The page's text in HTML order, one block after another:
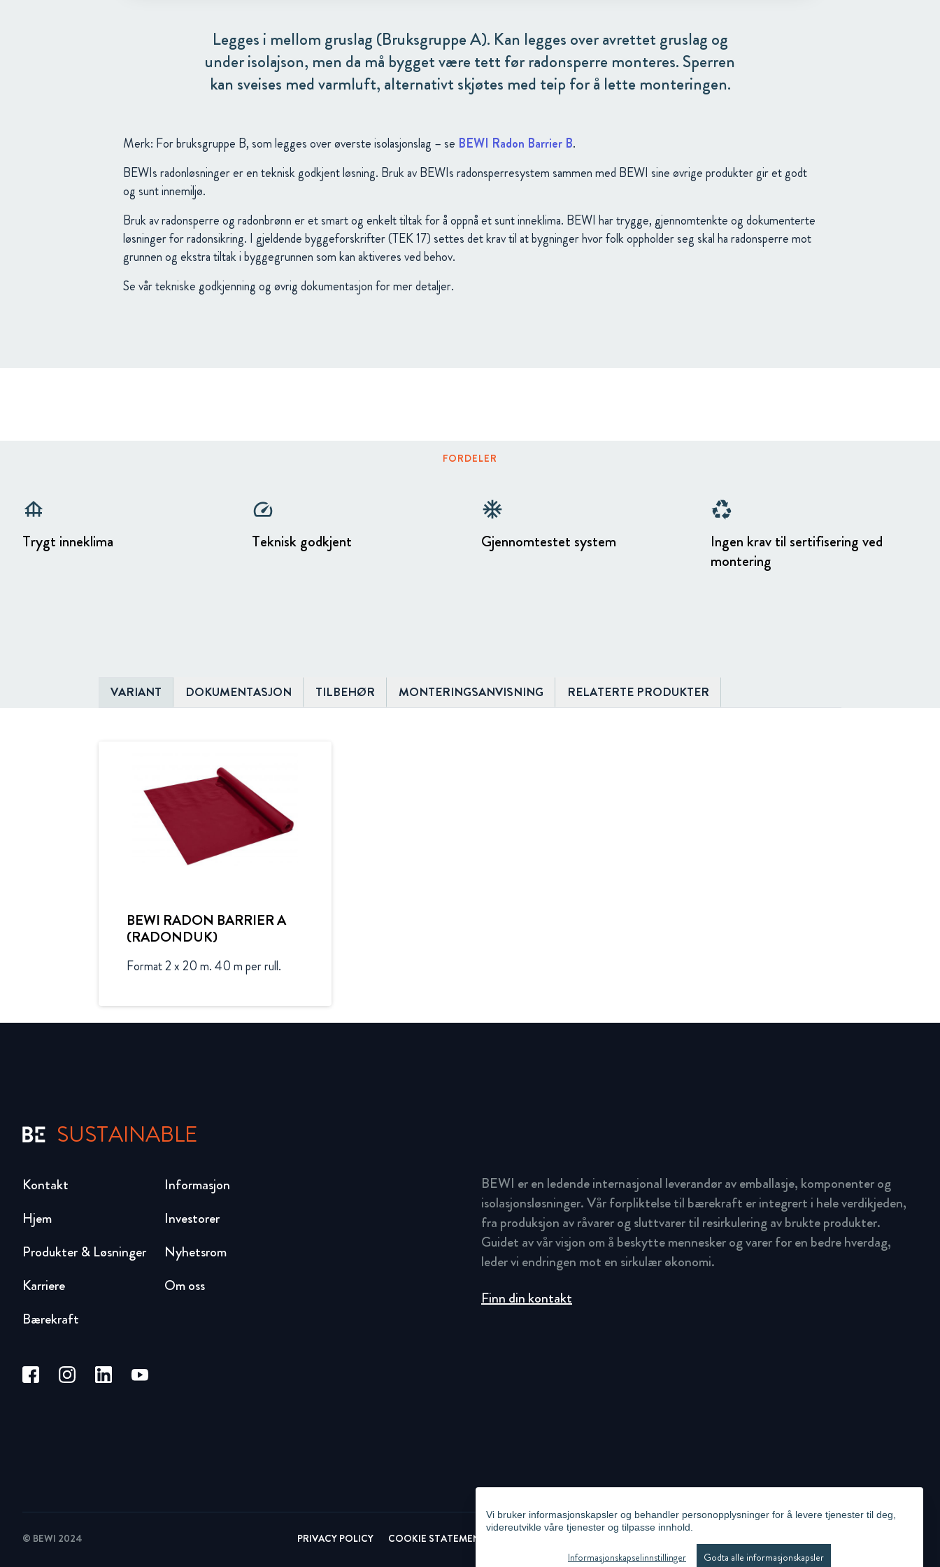
Vi bruker informasjonskapsler og behandler personopplysninger for å levere tjenester til deg,
videreutvikle våre tjenester og tilpasse innhold.
Informasjonskapselinnstillinger Godta alle informasjonskapsler
Legges i mellom gruslag (Bruksgruppe A). Kan legges over avrettet gruslag og
under isolajson, men da må bygget være tett før radonsperre monteres. Sperren
kan sveises med varmluft, alternativt skjøtes med teip for å lette monteringen.
Merk: For bruksgruppe B, som legges over øverste isolasjonslag – se BEWI Radon Barrier B.
BEWIs radonløsninger er en teknisk godkjent løsning. Bruk av BEWIs radonsperresystem sammen med BEWI sine øvrige produkter gir et godt
og sunt innemiljø.
Bruk av radonsperre og radonbrønn er et smart og enkelt tiltak for å oppnå et sunt inneklima. BEWI har trygge, gjennomtenkte og dokumenterte
løsninger for radonsikring. I gjeldende byggeforskrifter (TEK 17) settes det krav til at bygninger hvor folk oppholder seg skal ha radonsperre mot
grunnen og ekstra tiltak i byggegrunnen som kan aktiveres ved behov.
Se vår tekniske godkjenning og øvrig dokumentasjon for mer detaljer.
FORDELER
foundation
Trygt inneklima
speed
Teknisk godkjent
ac_unit
Gjennomtestet system
recycling
Ingen krav til sertifisering ved
montering
VARIANT DOKUMENTASJON TILBEHØR MONTERINGSANVISNING RELATERTE PRODUKTER
BEWI RADON BARRIER A
(RADONDUK)
Format 2 x 20 m. 40 m per rull.
SUSTAINABLE
Hjem
Produkter & Løsninger
Karriere
Bærekraft
Investorer
Nyhetsrom
Om oss
Kontakt Informasjon
BEWI er en ledende internasjonal leverandør av emballasje, komponenter og
isolasjonsløsninger. Vår forpliktelse til bærekraft er integrert i hele verdikjeden,
fra produksjon av råvarer og sluttvarer til resirkulering av brukte produkter.
Guidet av vår visjon om å beskytte mennesker og varer for en bedre hverdag,
leder vi endringen mot en sirkulær økonomi.
Finn din kontakt
© BEWI 2024 PRIVACY POLICY COOKIE STATEMENT
ADMINISTRER INFORMASJONSKAPSLER